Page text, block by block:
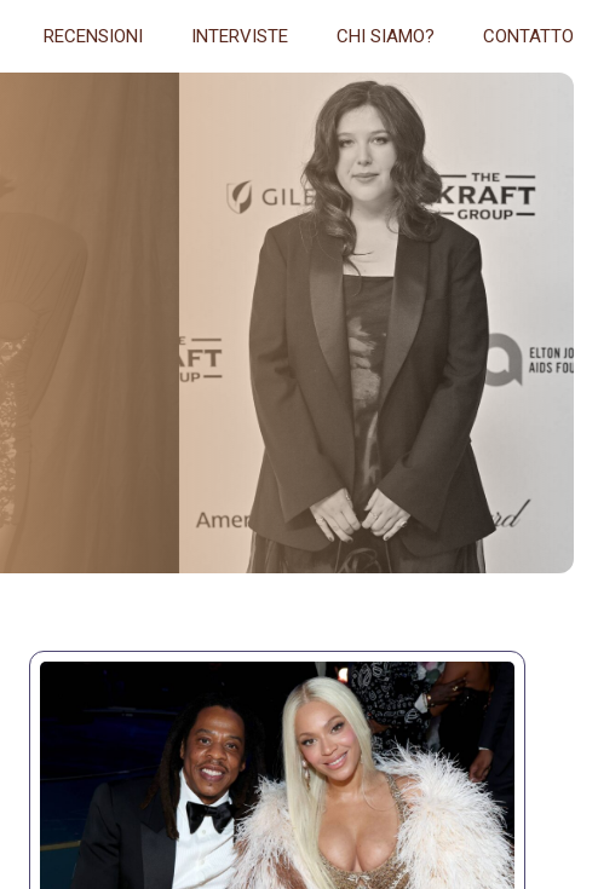
RECENSIONI INTERVISTE CHI SIAMO? CONTATTO